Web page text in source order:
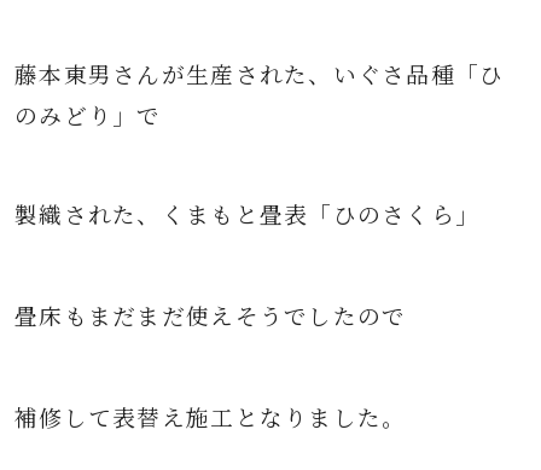
藤本東男 さんが生産された、 いぐさ品種「ひ
のみどり」で
製織された、くまもと畳表 「ひのさくら」
畳床もまだまだ使えそうでしたので
補修して表替え施工となりました。